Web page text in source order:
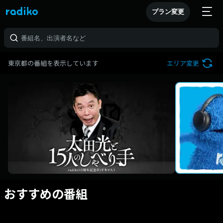
プラン変更
東京都の番組を表示しています エリア変更
おすすめの番組